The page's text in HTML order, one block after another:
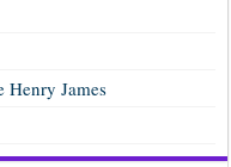
Henry James